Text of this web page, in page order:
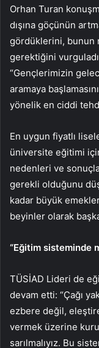
Orhan Turan
dışına göçünün
gördüklerini, bunun
gerektiğini
“Gençlerimizin
aramaya
yönelik en ciddi
En uygun fiyatlı
üniversite eğitimi
nedenleri ve
gerekli olduğunu
kadar büyük
beyinler olarak
“Eğitim sisteminde
TÜSİAD Lideri de
devam etti: “Çağı
ezbere değil,
vermek üzerine
sarılmalıyız. Bu